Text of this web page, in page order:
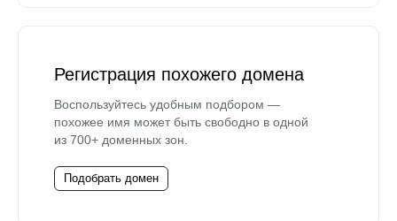
Регистрация похожего домена
Воспользуйтесь удобным подбором —
похожее имя может быть свободно в одной
из 700+ доменных зон.
Подобрать домен